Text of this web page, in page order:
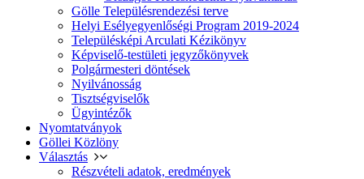
Gölle Településrendezési terve
Helyi Esélyegyenlőségi Program 2019-2024
Településképi Arculati Kézikönyv
Képviselő-testületi jegyzőkönyvek
Polgármesteri döntések
Nyilvánosság
Tisztségviselők
Ügyintézők
Nyomtatványok
Göllei Közlöny
Választás
Részvételi adatok, eredmények